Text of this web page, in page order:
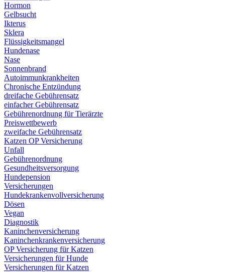
Hormon
Gelbsucht
Ikterus
Sklera
Flüssigkeitsmangel
Hundenase
Nase
Sonnenbrand
Autoimmunkrankheiten
Chronische Entzündung
dreifache Gebührensatz
einfacher Gebührensatz
Gebührenordnung für Tierärzte
Preiswettbewerb
zweifache Gebührensatz
Katzen OP Versicherung
Unfall
Gebührenordnung
Gesundheitsversorgung
Hundepension
Versicherungen
Hundekrankenvollversicherung
Dösen
Vegan
Diagnostik
Kaninchenversicherung
Kaninchenkrankenversicherung
OP Versicherung für Katzen
Versicherungen für Hunde
Versicherungen für Katzen